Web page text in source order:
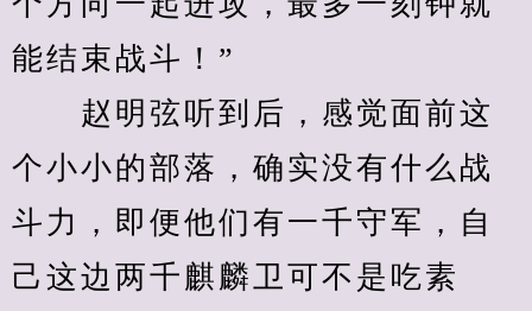
能结束战斗！”
赵明弦听到后，感觉面前这
个小小的部落，确实没有什么战
斗力，即便他们有一千守军，自
己这边两千麒麟卫可不是吃素